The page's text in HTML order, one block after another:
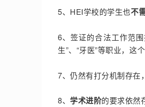
5、HEI学校的学生也不
6、签证的合法工作范
生”、“牙医”等职业，这
7、仍然有打分机制存在
8、 学术进阶的要求依然